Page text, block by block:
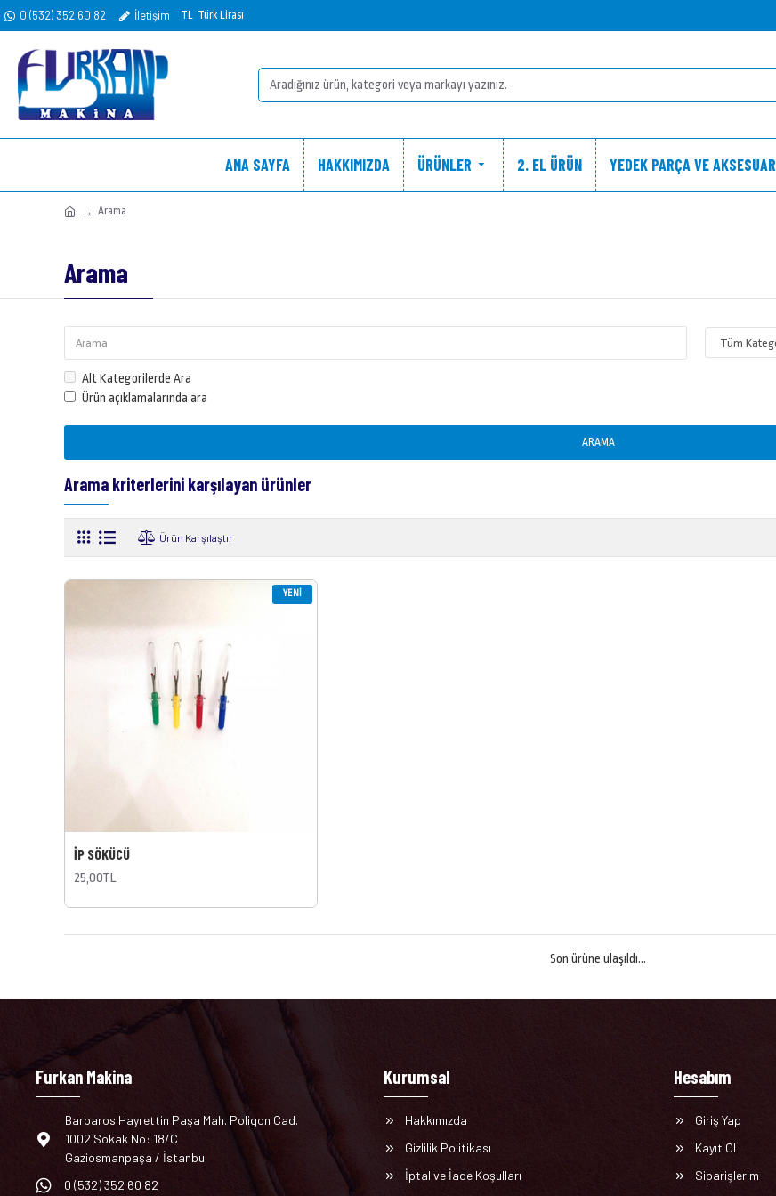
0 (532) 352 60 82 İletişim TL Türk Lirası
ANA SAYFA HAKKIMIZDA ÜRÜNLER 2. EL ÜRÜN YEDEK PARÇA VE AKSESUAR
Arama
Arama
Alt Kategorilerde Ara
Ürün açıklamalarında ara
ARAMA
Arama kriterlerini karşılayan ürünler
Ürün Karşılaştır
YENI
İP SÖKÜCÜ
25,00TL
Son ürüne ulaşıldı...
Furkan Makina
Barbaros Hayrettin Paşa Mah. Poligon Cad.
1002 Sokak No: 18/C
Gaziosmanpaşa / İstanbul
0 (532) 352 60 82
Kurumsal
Hakkımızda
Gizlilik Politikası
İptal ve İade Koşulları
Hesabım
Giriş Yap
Kayıt Ol
Siparişlerim